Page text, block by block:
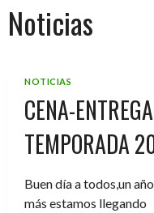
Noticias
NOTICIAS
CENA-
TEMPORADA
Buen día a todos,un año
más estamos llegando